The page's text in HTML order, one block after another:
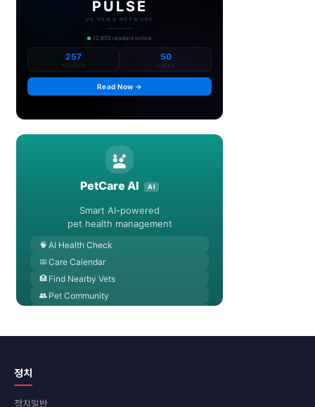
정치
정치일반